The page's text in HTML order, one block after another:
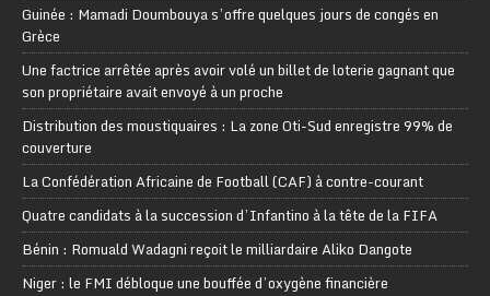
Guinée : Mamadi Doumbouya s’offre quelques jours de congés en
Grèce
Une factrice arrêtée après avoir volé un billet de loterie gagnant que
son propriétaire avait envoyé à un proche
Distribution des moustiquaires : La zone Oti-Sud enregistre 99% de
couverture
La Confédération Africaine de Football (CAF) à contre-courant
Quatre candidats à la succession d’Infantino à la tête de la FIFA
Bénin : Romuald Wadagni reçoit le milliardaire Aliko Dangote
Niger : le FMI débloque une bouffée d’oxygène financière